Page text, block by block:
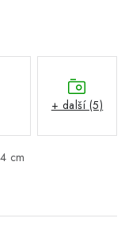
cm
+ další (5)